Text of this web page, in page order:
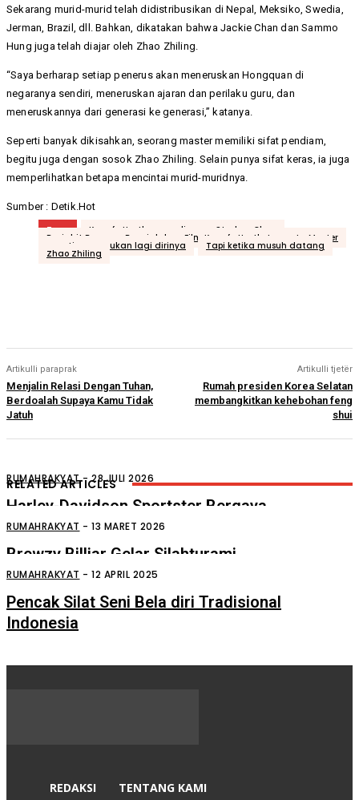
Sekarang murid-murid telah didistribusikan di Nepal, Meksiko, Swedia,
Jerman, Brazil, dll. Bahkan, dikatakan bahwa Jackie Chan dan Sammo
Hung juga telah diajar oleh Zhao Zhiling.
“Saya berharap setiap penerus akan meneruskan Hongquan di
negaranya sendiri, meneruskan ajaran dan perilaku guru, dan
meneruskannya dari generasi ke generasi,” katanya.
Seperti banyak dikisahkan, seorang master memiliki sifat pendiam,
begitu juga dengan sosok Zhao Zhiling. Selain punya sifat keras, ia juga
memperlihatkan betapa mencintai murid-muridnya.
Sumber : Detik.Hot
Tags
Kungfu Hustle yang digarap Stephen Chow
Penjahit Berperan Banci dalam Film Kungfu Hustle ternyata Master
seperti menemukan lagi dirinya Tapi ketika musuh datang
Zhao Zhiling
Artikulli paraprak
Menjalin Relasi Dengan Tuhan,
Berdoalah Supaya Kamu Tidak
Jatuh
Artikulli tjetër
Rumah presiden Korea Selatan
membangkitkan kehebohan feng
shui
RELATED ARTICLES
RUMAHRAKYAT - 28 JULI 2026
Harley-Davidson Sportster Bergaya
Lawas
RUMAHRAKYAT - 13 MARET 2026
Brewzy Billiar Gelar Silahturami
Dengan Tokoh, Insan Pers dan LSM
RUMAHRAKYAT - 12 APRIL 2025
Pencak Silat Seni Bela diri Tradisional
Indonesia
REDAKSI TENTANG KAMI